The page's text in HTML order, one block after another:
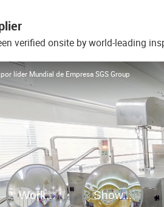
verified onsite by world-leading
líder Mundial de Empresa SGS Group